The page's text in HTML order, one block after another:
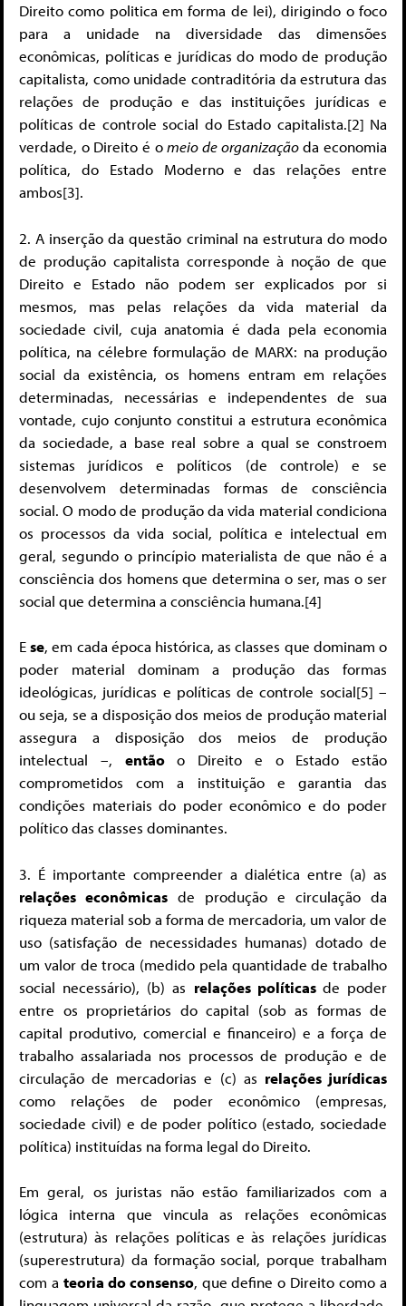
Direito como politica em forma de lei), dirigindo o foco
para a unidade na diversidade das dimensões
econômicas, políticas e jurídicas do modo de produção
capitalista, como unidade contraditória da estrutura das
relações de produção e das instituições jurídicas e
políticas de controle social do Estado capitalista.[2] Na
verdade, o Direito é omeio de organizaçãoda economia
política, do Estado Moderno e das relações entre
ambos[3].
2. A inserção da questão criminal na estrutura do modo
de produção capitalista corresponde à noção de que
Direito e Estado não podem ser explicados por si
mesmos, mas pelas relações da vida material da
sociedade civil, cuja anatomia é dada pela economia
política, na célebre formulação de MARX: na produção
social da existência, os homens entram em relações
determinadas, necessárias e independentes de sua
vontade, cujo conjunto constitui a estrutura econômica
da sociedade, a base real sobre a qual se constroem
sistemas jurídicos e políticos (de controle) e se
desenvolvem determinadas formas de consciência
social. O modo de produção da vida material condiciona
os processos da vida social, política e intelectual em
geral, segundo o princípio materialista de que não é a
consciência dos homens que determina o ser, mas o ser
social que determina a consciência humana.[4]
Ese, em cada época histórica, as classes que dominam o
poder material dominam a produção das formas
ideológicas, jurídicas e políticas de controle social[5] –
ou seja, se a disposição dos meios de produção material
assegura a disposição dos meios de produção
intelectual –, entãoo Direito e o Estado estão
comprometidos com a instituição e garantia das
condições materiais do poder econômico e do poder
político das classes dominantes.
3. É importante compreender a dialética entre (a) as
relações econômicas de produção e circulação da
riqueza material sob a forma de mercadoria, um valor de
uso (satisfação de necessidades humanas) dotado de
um valor de troca (medido pela quantidade de trabalho
social necessário), (b) as relações políticas de poder
entre os proprietários do capital (sob as formas de
capital produtivo, comercial e financeiro) e a força de
trabalho assalariada nos processos de produção e de
circulação de mercadorias e (c) as relações jurídicas
como relações de poder econômico (empresas,
sociedade civil) e de poder político (estado, sociedade
política) instituídas na forma legal do Direito.
Em geral, os juristas não estão familiarizados com a
lógica interna que vincula as relações econômicas
(estrutura) às relações políticas e às relações jurídicas
(superestrutura) da formação social, porque trabalham
com a teoria do consenso, que define o Direito como a